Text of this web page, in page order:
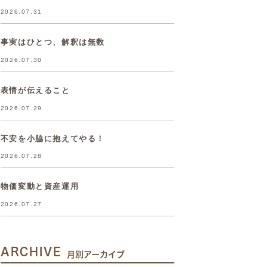
2026.07.31
事実はひとつ、解釈は無数
2026.07.30
表情が伝えること
2026.07.29
不安を小脇に抱えてやる！
2026.07.28
物価変動と資産運用
2026.07.27
ARCHIVE 月別アーカイブ